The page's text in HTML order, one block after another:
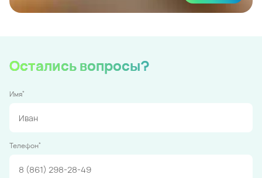
Остались вопросы?
Имя*
Телефон*